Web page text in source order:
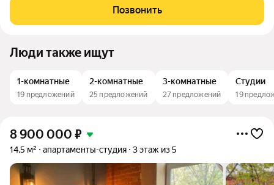
общей площадью 174.70 м. Квартира предлагается без
отделки, со свободной
Позвонить
Люди также ищут
1-комнатные
19 предложений
2-комнатные
25 предложений
3-комнатные
27 предложений
Студии
19
8 900 000 ₽
14,5 м² апартаменты-студия 3 этаж из 5